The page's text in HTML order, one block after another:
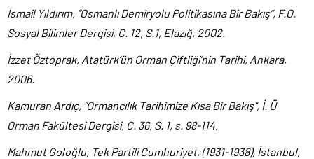
İsmail Yıldırım, “Osmanlı Demiryolu Politikasına Bir Bakış”, F.O.
Sosyal Bilimler Dergisi, C. 12, S.1, Elazığ, 2002.
İzzet Öztoprak, Atatürk’ün Orman Çiftliği’nin Tarihi, Ankara,
2006.
Kamuran Ardıç, “Ormancılık Tarihimize Kısa Bir Bakış”, İ. Ü
Orman Fakültesi Dergisi, C. 36, S. 1, s. 98-114,
Mahmut Goloğlu, Tek Partili Cumhuriyet, (1931-1938), İstanbul,